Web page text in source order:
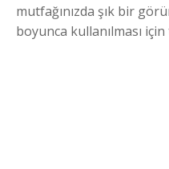
mutfağınızda şık bir
boyunca kullanılması için